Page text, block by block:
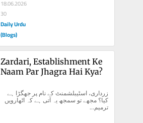
18.06.2026
30
Daily Urdu
(Blogs)
Zardari, Establishment Ke
Naam Par Jhagra Hai Kya?
زرداری، اسٹیبلشمنٹ کے نام پر جھگڑا ہے
ترمیم...